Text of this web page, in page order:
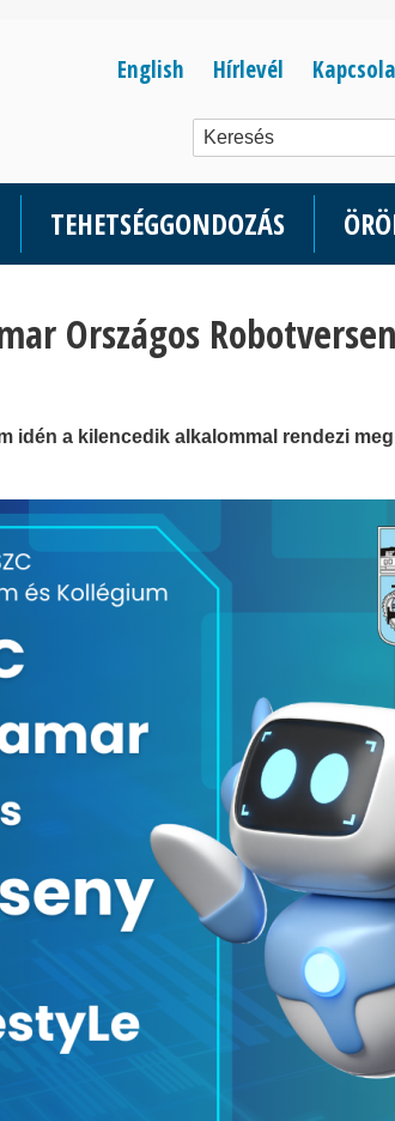
English Hírlevél
TEHETSÉGGONDOZÁS
Országos
idén a kilencedik alkalommal rendezi